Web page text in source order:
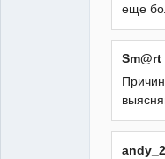
еще
Sm@rt